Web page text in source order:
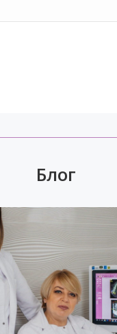
Блог
о
макияже.
которая придаст
комфорта и